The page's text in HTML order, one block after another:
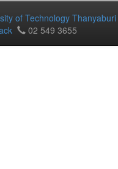
of Technology Thanyaburi
02 549 3655